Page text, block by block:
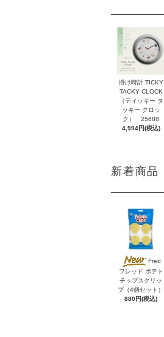
掛け時計 TICKY
TACKY CLOCK
（ティッキー タ
ッキー クロッ
ク） 25688
4,994円(税込)
新着商品
Fred
フレッド ポテト
チップスクリッ
プ（4個セット）
880円(税込)